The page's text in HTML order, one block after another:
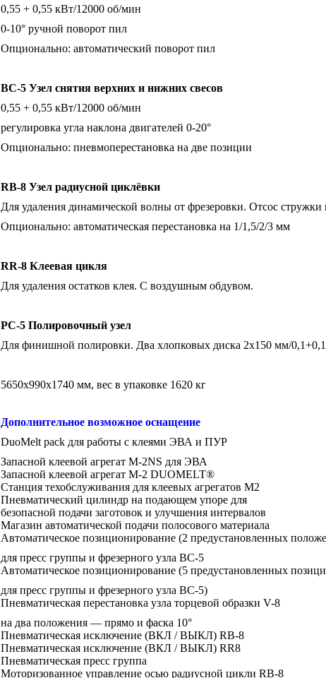
0,55 + 0,55 кВт/12000 об/мин
0-10° ручной поворот пил
Опционально: автоматический поворот пил
BC-5 Узел снятия верхних и нижних свесов
0,55 + 0,55 кВт/12000 об/мин
регулировка угла наклона двигателей 0-20°
Опционально: пневмоперестановка на две позиции
RB-8 Узел радиусной циклёвки
Для удаления динамической волны от фрезеровки. Отсос стружки
Опционально: автоматическая перестановка на 1/1,5/2/3 мм
RR-8 Клеевая цикля
Для удаления остатков клея. C воздушным обдувом.
PC-5 Полировочный узел
Для финишной полировки. Два хлопковых диска 2х150 мм/
5650х990х1740 мм, вес в упаковке 1620 кг
Дополнительное возможное оснащение
DuoMelt pack для работы с клеями ЭВА и ПУР
Запасной клеевой агрегат М-2NS для ЭВА
Запасной клеевой агрегат М-2 DUOMELT®
Станция техобслуживания для клеевых агрегатов М2
Пневматический цилиндр на подающем упоре для
безопасной подачи заготовок и улучшения интервалов
Магазин автоматической подачи полосового материала
Автоматическое позиционирование (2 предустановленных
для пресс группы и фрезерного узла BC-
Автоматическое позиционирование (5 предустановленных
для пресс группы и фрезерного узла BC-5)
Пневматическая перестановка узла торцевой образки V-8
на два положения — прямо и фаска 10°
Пневматическая исключение (ВКЛ / ВЫКЛ) RB-8
Пневматическая исключение (ВКЛ / ВЫКЛ) RR8
Пневматическая пресс группа
Моторизованное управление осью радиусной цикли RB-8